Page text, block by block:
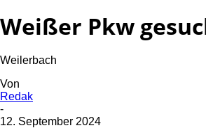
Weißer Pkw
Weilerbach
Von
Redak
-
12. September 2024